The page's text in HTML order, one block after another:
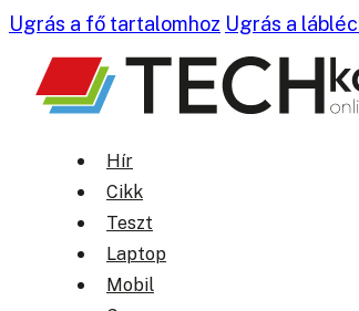
Ugrás a fő tartalomhoz Ugrás a
Hír
Cikk
Teszt
Laptop
Mobil